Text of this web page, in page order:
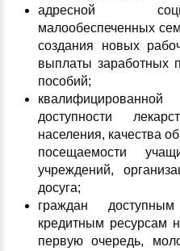
адресной
малообеспеченных
создания новых
выплаты заработных
пособий;
доступности
населения, качества
посещаемости
учреждений,
досуга;
граждан
кредитным ресурсам
первую очередь,